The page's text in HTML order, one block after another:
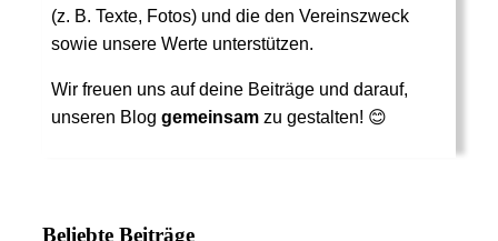
(z. B. Texte, Fotos) und die den Vereinszweck
sowie unsere Werte unterstützen.
Wir freuen uns auf deine Beiträge und darauf,
unseren Blog gemeinsam zu gestalten! 😊
Beliebte Beiträge